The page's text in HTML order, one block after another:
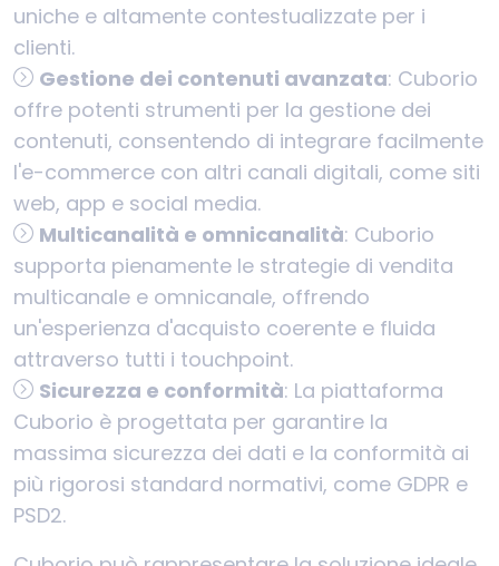
uniche e altamente contestualizzate per i
clienti.
Gestione dei contenuti avanzata: Cuborio
offre potenti strumenti per la gestione dei
contenuti, consentendo di integrare facilmente
l'e-commerce con altri canali digitali, come siti
web, app e social media.
Multicanalità e omnicanalità: Cuborio
supporta pienamente le strategie di vendita
multicanale e omnicanale, offrendo
un'esperienza d'acquisto coerente e fluida
attraverso tutti i touchpoint.
Sicurezza e conformità: La piattaforma
Cuborio è progettata per garantire la
massima sicurezza dei dati e la conformità ai
più rigorosi standard normativi, come GDPR e
PSD2.